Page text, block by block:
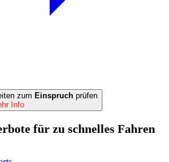
zum Einspruch prüfen
Info
für zu schnelles Fahren